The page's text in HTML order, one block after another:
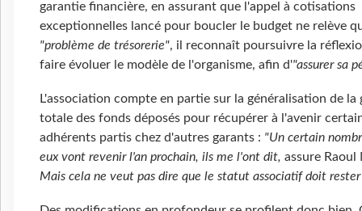
garantie financière, en assurant que l'appel à cotisations
exceptionnelles lancé pour boucler le budget ne relève
"problème de trésorerie", il reconnaît poursuivre la
faire évoluer le modèle de l'organisme, afin d'"assurer sa
L'association compte en partie sur la généralisation de la
totale des fonds déposés pour récupérer à l'avenir
adhérents partis chez d'autres garants : "Un certain
eux vont revenir l'an prochain, ils me l'ont dit, assure Raoul
Mais cela ne veut pas dire que le statut associatif doit